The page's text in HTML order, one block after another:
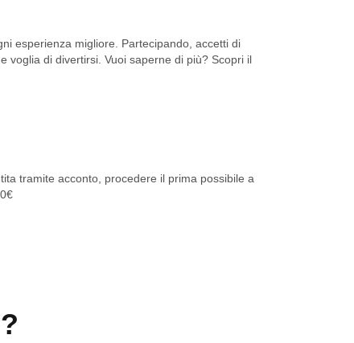
esperienza migliore. Partecipando, accetti di
voglia di divertirsi. Vuoi saperne di più? Scopri il
tramite acconto, procedere il prima possibile a